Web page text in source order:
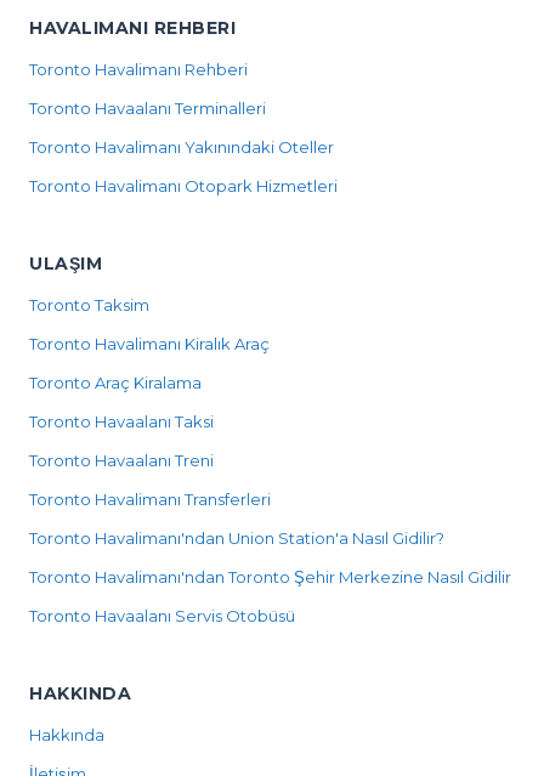
HAVALIMANI REHBERI
Toronto Havalimanı Rehberi
Toronto Havaalanı Terminalleri
Toronto Havalimanı Yakınındaki Oteller
Toronto Havalimanı Otopark Hizmetleri
ULAŞIM
Toronto Taksim
Toronto Havalimanı Kiralık Araç
Toronto Araç Kiralama
Toronto Havaalanı Taksi
Toronto Havaalanı Treni
Toronto Havalimanı Transferleri
Toronto Havalimanı'ndan Union Station'a Nasıl Gidilir?
Toronto Havalimanı'ndan Toronto Şehir Merkezine Nasıl Gidilir
Toronto Havaalanı Servis Otobüsü
HAKKINDA
Hakkında